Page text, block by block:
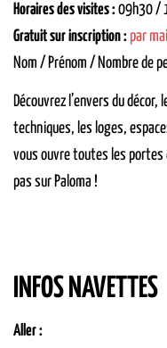
Horaires des visites :09h30 /
Gratuit sur inscription : par
Nom / Prénom / Nombre de
Découvrez l’envers du
techniques, les loges,
vous ouvre toutes les portes
pas sur Paloma !
INFOS NAVETTES
Aller :